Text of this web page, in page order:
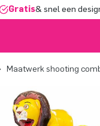
Gratis& snel een
Maatwerk shooting